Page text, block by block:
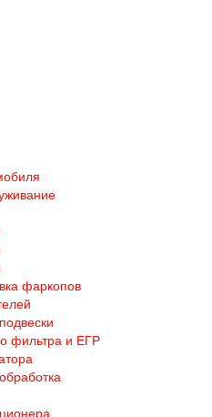
фаркопов
фильтра и ЕГР